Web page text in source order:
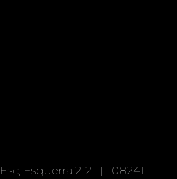
Esc, Esquerra 2-2 | 08241